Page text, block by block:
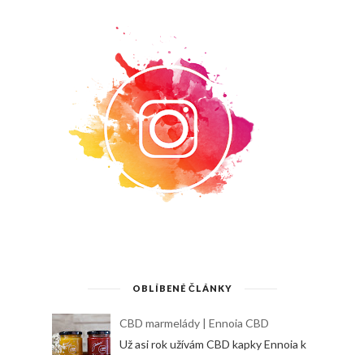
OBLÍBENÉ ČLÁNKY
CBD marmelády | Ennoia CBD
Už asi rok užívám CBD kapky Ennoia k